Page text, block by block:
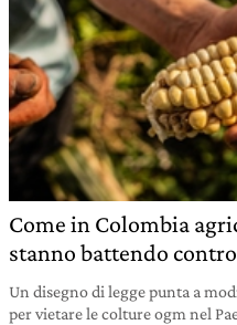
Come in Colombia
stanno battendo
Un disegno di legge punta a
per vietare le colture ogm nel